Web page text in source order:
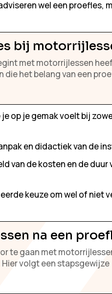
wel een proefles,
bij
met motorrijlessen
die het belang van een
op je gemak voelt bij
en didactiek van de
van de kosten en de duur
keuze om wel of niet
na een
te gaan met
volgt een stapsgewijze